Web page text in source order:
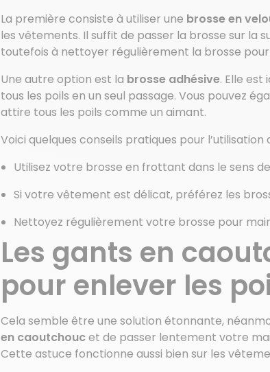
La première consiste à utiliser une brosse en
les vêtements. Il suffit de passer la brosse sur la
toutefois à nettoyer régulièrement la brosse
Une autre option est la brosse adhésive. Elle est
tous les poils en un seul passage. Vous pouvez
attire tous les poils comme un aimant.
Voici quelques conseils pratiques pour
Utilisez votre brosse en frottant dans le sens
Si votre vêtement est délicat, préférez les
Nettoyez régulièrement votre brosse pour
Les gants en
pour enlever les
Cela semble être une solution étonnante,
en caoutchoucet de passer lentement votre
Cette astuce fonctionne aussi bien sur les